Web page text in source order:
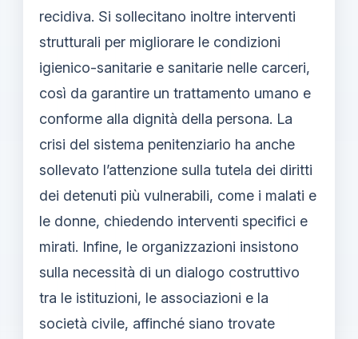
recidiva. Si sollecitano inoltre interventi
strutturali per migliorare le condizioni
igienico-sanitarie e sanitarie nelle carceri,
così da garantire un trattamento umano e
conforme alla dignità della persona. La
crisi del sistema penitenziario ha anche
sollevato l’attenzione sulla tutela dei diritti
dei detenuti più vulnerabili, come i malati e
le donne, chiedendo interventi specifici e
mirati. Infine, le organizzazioni insistono
sulla necessità di un dialogo costruttivo
tra le istituzioni, le associazioni e la
società civile, affinché siano trovate